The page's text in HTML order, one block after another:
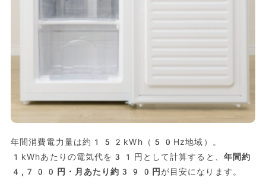
年間消費電力量は約152kWh（50Hz地域）。
1kWhあたりの電気代を31円として計算すると、 年間約
4,700円・月あたり約390円が目安になります。